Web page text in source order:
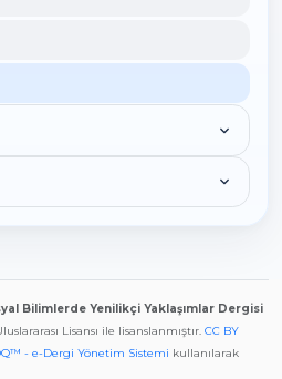
Bilimlerde Yenilikçi Yaklaşımlar Dergisi
Lisansı ile lisanslanmıştır. CC BY
- e-Dergi Yönetim Sistemi kullanılarak